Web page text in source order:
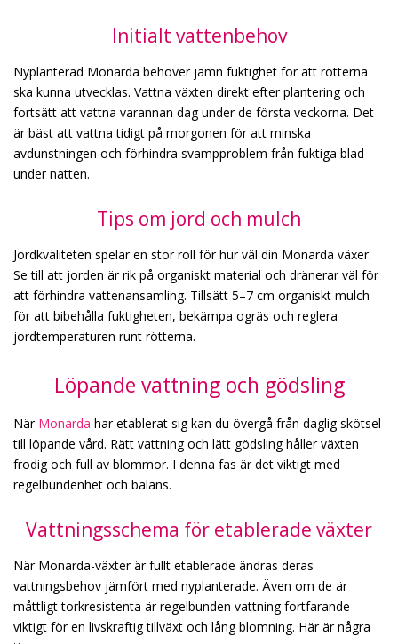
Initialt vattenbehov
Nyplanterad Monarda behöver jämn fuktighet för att rötterna
ska kunna utvecklas. Vattna växten direkt efter plantering och
fortsätt att vattna varannan dag under de första veckorna. Det
är bäst att vattna tidigt på morgonen för att minska
avdunstningen och förhindra svampproblem från fuktiga blad
under natten.
Tips om jord och mulch
Jordkvaliteten spelar en stor roll för hur väl din Monarda växer.
Se till att jorden är rik på organiskt material och dränerar väl för
att förhindra vattenansamling. Tillsätt 5–7 cm organiskt mulch
för att bibehålla fuktigheten, bekämpa ogräs och reglera
jordtemperaturen runt rötterna.
Löpande vattning och gödsling
När Monarda har etablerat sig kan du övergå från daglig skötsel
till löpande vård. Rätt vattning och lätt gödsling håller växten
frodig och full av blommor. I denna fas är det viktigt med
regelbundenhet och balans.
Vattningsschema för etablerade växter
När Monarda-växter är fullt etablerade ändras deras
vattningsbehov jämfört med nyplanterade. Även om de är
måttligt torkresistenta är regelbunden vattning fortfarande
viktigt för en livskraftig tillväxt och lång blomning. Här är några